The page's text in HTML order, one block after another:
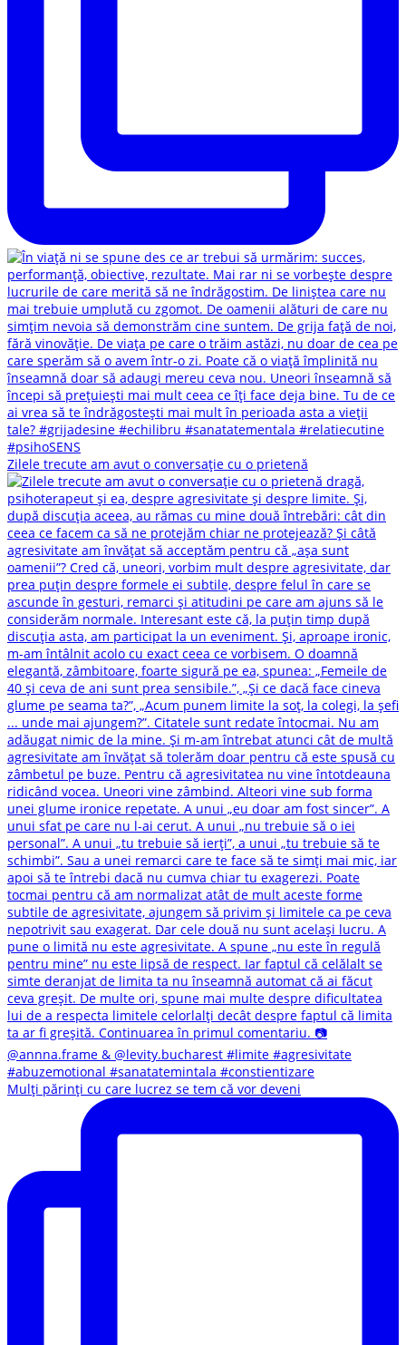
Zilele trecute am avut o conversație cu o prietenă
Mulți părinți cu care lucrez se tem că vor deveni